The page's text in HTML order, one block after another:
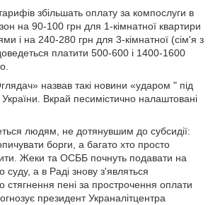
збільшать оплату за компослуги в
на 90-100 грн для 1-кімнатної квартири
і на 240-280 грн для 3-кімнатної (сім'я з
платити 500-600 і 1400-1600
назвав такі новини «ударом " під
Вкрай песимістично налаштовані
людям, не дотянувшим до субсидії:
борги, а багато хто просто
Жеки та ОСББ почнуть подавати на
суду, а в Раді знову з'являться
стягнення пені за прострочення оплати
президент Украналітцентра